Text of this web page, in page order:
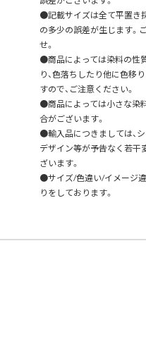
●記載サイズは全て平置き
の多少の誤差が生じます。
せ。
●商品によっては染料の性
り、色落ちしたり他に色移
すので、ご注意ください。
●商品によっては小さな染
合がございます。
●輸入品につきましては、
デザイン等が予告なく若干
ざいます。
●サイズ/色違い/イメージ
りをしております。